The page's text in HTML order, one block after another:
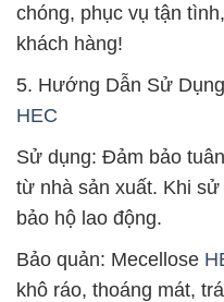
chóng, phục vụ tận
khách hàng!
5. Hướng Dẫn Sử
HEC
Sử dụng: Đảm bảo
từ nhà sản xuất. Khi
bảo hộ lao động.
Bảo quản: Mecellose
khô ráo, thoáng mát,